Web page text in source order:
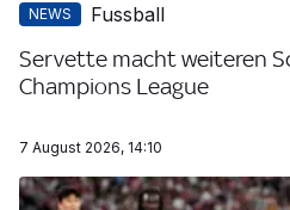
NEWS Fussball
Servette macht weiteren
Champions League
7 August 2026, 14:10